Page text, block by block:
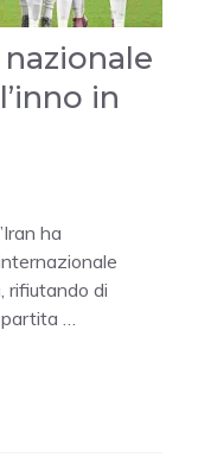
in
ha
rifiutando di
partita …